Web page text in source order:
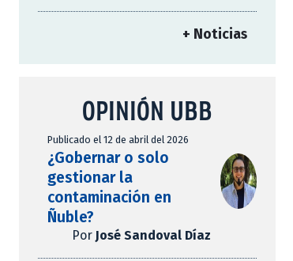
+ Noticias
OPINIÓN UBB
Publicado el 12 de abril del 2026
¿Gobernar o solo
gestionar la
contaminación en
Ñuble?
Por José Sandoval Díaz